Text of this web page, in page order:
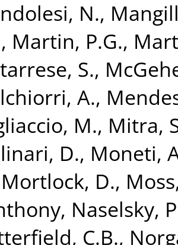
N.,
, Martin, P.G.,
S.,
A.,
M., Mitra,
D., Moneti,
Mortlock, D.,
, Naselsky,
C.B.,